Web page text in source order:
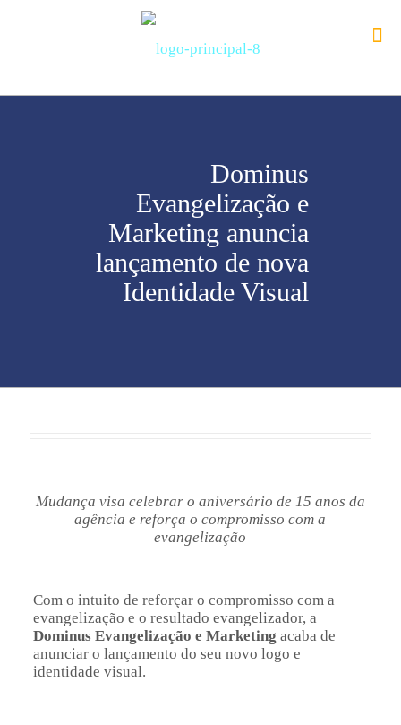
Dominus
Evangelização e
Marketing anuncia
lançamento de nova
Identidade Visual
Mudança visa celebrar o aniversário de 15 anos da
agência e reforça o compromisso com a
evangelização
Com o intuito de reforçar o compromisso com a
evangelização e o resultado evangelizador, a
Dominus Evangelização e Marketing acaba de
anunciar o lançamento do seu novo logo e
identidade visual.